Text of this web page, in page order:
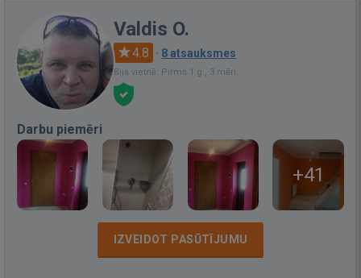
Valdis O.
4.8 · 8 atsauksmes
Bija vietnē: Pirms 1 g., 3 mēn.
Darbu piemēri
+41
IZVEIDOT PASŪTĪJUMU